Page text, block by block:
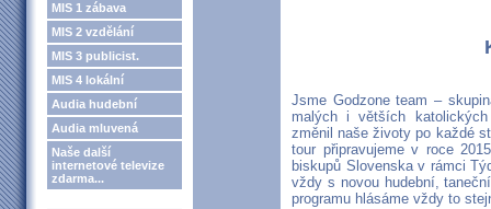
MIS 1 zábava
MIS 2 vzdělání
MIS 3 publicist.
MIS 4 lokální
Audia hudební
Audia mluvená
Naše další
internetové televize
zdarma...
Jsme Godzone team –
malých i větších
změnil naše životy po každé
tour připravujeme v roce
biskupů Slovenska v rámci
vždy s novou hudební,
programu hlásáme vždy to